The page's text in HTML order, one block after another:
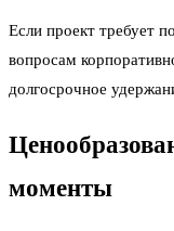
Если проект требует
вопросам
долгосрочное
моменты